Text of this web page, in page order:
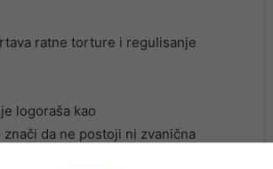
ratne torture i regulisanje
logoraša kao
da ne postoji ni zvanična
žrtava torture.